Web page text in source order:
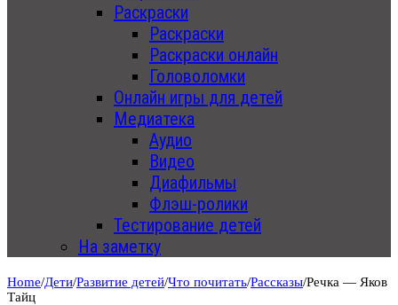
Раскраски
Раскраски
Раскраски онлайн
Головоломки
Онлайн игры для детей
Медиатека
Аудио
Видео
Диафильмы
Флэш-ролики
Тестирование детей
На заметку
Home/Дети/Развитие детей/Что почитать/Рассказы/Речка — Яков
Тайц